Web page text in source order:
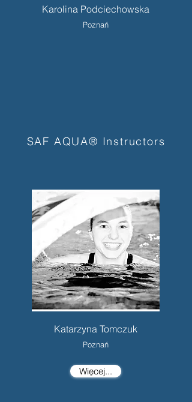
Karolina Podciechowska
Poznań
SAF AQUA® Instructors
Katarzyna Tomczuk
Poznań
Więcej...